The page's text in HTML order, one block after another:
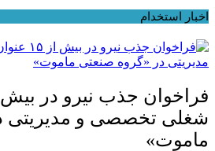
اخبار استخدام
شغلی تخصصی و مدیریتی
ماموت»